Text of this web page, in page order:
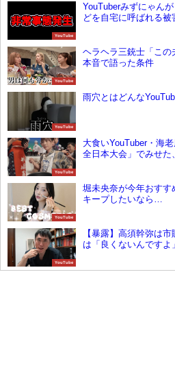
YouTube
YouTuberみずにゃん
どを自宅に呼ばれる被
YouTube
ヘラヘラ三銃士「こ
本音で語った条件
YouTube
雨穴とはどんな
YouTube
大食いYouTuber・海
全日本大会」でみせた
YouTube
堀未央奈が今年おすす
キープしたいなら…
YouTube
【暴露】高須幹弥は
は「良くないんですよ」